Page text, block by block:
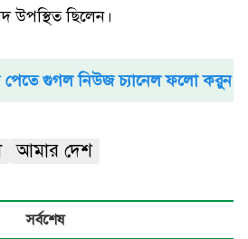
ছিলেন।
গুগল নিউজ চ্যানেল ফলো করুন
আমার দেশ
সর্বশেষ